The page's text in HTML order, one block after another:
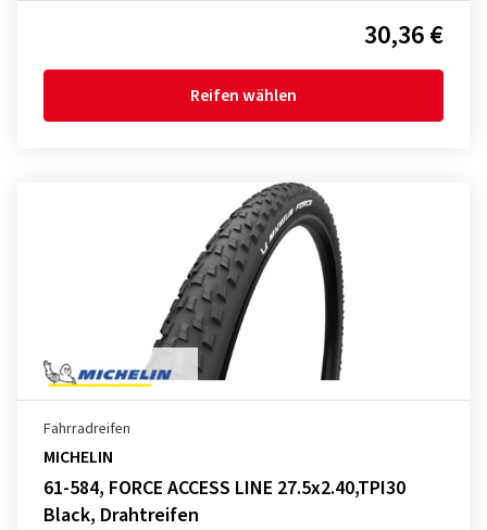
30,36 €
Reifen wählen
Fahrradreifen
MICHELIN
61-584, FORCE ACCESS LINE 27.5x2.40,TPI30
Black, Drahtreifen